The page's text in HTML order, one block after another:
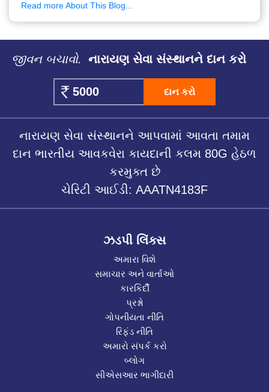
Read more About This Blog...
જીવન બચાવો. નારાયણ સેવા સંસ્થાનને દાન કરો
દાન કરો
નારાયણ સેવા સંસ્થાનને આપવામાં આવતા તમામ
દાન ભારતીય આવકવેરા કાયદાની કલમ 80G હેઠળ
કરમુક્ત છે
ચેરિટી આઈડી: AAATN4183F
ઝડપી લિંક્સ
અમારા વિશે
સમાચાર અને વાર્તાઓ
કારકિર્દી
પ્રશ્નો
ગોપનીયતા નીતિ
રિફંડ નીતિ
અમારો સંપર્ક કરો
બ્લોગ
સીએસઆર ભાગીદારી